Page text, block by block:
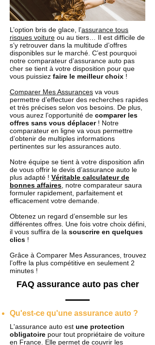
L’option bris de glace, l’assurance tous
risques voiture ou au tiers… Il est difficile de
s’y retrouver dans la multitude d’offres
disponibles sur le marché. C’est pourquoi
notre comparateur d’assurance auto pas
cher se tient à votre disposition pour que
vous puissiez faire le meilleur choix !
Comparer Mes Assurances va vous
permettre d’effectuer des recherches rapides
et très précises selon vos besoins. De plus,
vous aurez l’opportunité de comparer les
offres sans vous déplacer! Notre
comparateur en ligne va vous permettre
d’obtenir de multiples informations
pertinentes sur les assurances auto.
Notre équipe se tient à votre disposition afin
de vous offrir le devis d’assurance auto le
plus adapté ! Véritable calculateur de
bonnes affaires , notre comparateur saura
formuler rapidement, parfaitement et
efficacement votre demande.
Obtenez un regard d’ensemble sur les
différentes offres. Une fois votre choix défini,
il vous suffira de la souscrire en quelques
clics !
Grâce à Comparer Mes Assurances, trouvez
l’offre la plus compétitive en seulement 2
minutes !
FAQ assurance auto pas cher
Qu'est-ce qu'une assurance auto ?
L'assurance auto est une protection
obligatoire pour tout propriétaire de voiture
en France. Elle permet de couvrir les